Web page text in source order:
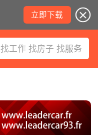
立即下载
找工作 找房子 找服务